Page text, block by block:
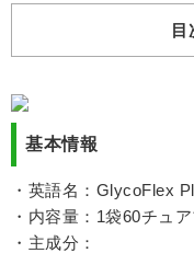
目
基本情報
・英語名：GlycoFlex
・内容量：1袋60チュ
・主成分：